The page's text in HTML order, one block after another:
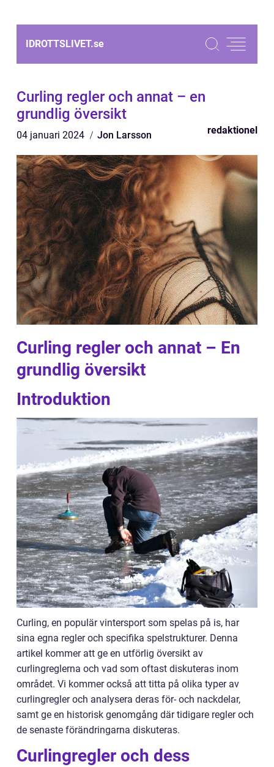
IDROTTSLIVET.se
Curling regler och annat – en
grundlig översikt
04 januari 2024 Jon Larsson redaktionel
Curling regler och annat – En
grundlig översikt
Introduktion
Curling, en populär vintersport som spelas på is, har
sina egna regler och specifika spelstrukturer. Denna
artikel kommer att ge en utförlig översikt av
curlingreglerna och vad som oftast diskuteras inom
området. Vi kommer också att titta på olika typer av
curlingregler och analysera deras för- och nackdelar,
samt ge en historisk genomgång där tidigare regler och
de senaste förändringarna diskuteras.
Curlingregler och dess